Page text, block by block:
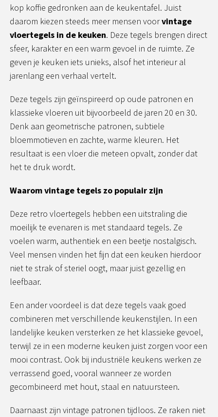
kop koffie gedronken aan de keukentafel. Juist
daarom kiezen steeds meer mensen voorvintage
vloertegels in de keuken. Deze tegels brengen direct
sfeer, karakter en een warm gevoel in de ruimte. Ze
geven je keuken iets unieks, alsof het interieur al
jarenlang een verhaal vertelt.
Deze tegels zijn geïnspireerd op oude patronen en
klassieke vloeren uit bijvoorbeeld de jaren 20 en 30.
Denk aan geometrische patronen, subtiele
bloemmotieven en zachte, warme kleuren. Het
resultaat is een vloer die meteen opvalt, zonder dat
het te druk wordt.
Waarom vintage tegels zo populair zijn
Deze retro vloertegels hebben een uitstraling die
moeilijk te evenaren is met standaard tegels. Ze
voelen warm, authentiek en een beetje nostalgisch.
Veel mensen vinden het fijn dat een keuken hierdoor
niet te strak of steriel oogt, maar juist gezellig en
leefbaar.
Een ander voordeel is dat deze tegels vaak goed
combineren met verschillende keukenstijlen. In een
landelijke keuken versterken ze het klassieke gevoel,
terwijl ze in een moderne keuken juist zorgen voor een
mooi contrast. Ook bij industriële keukens werken ze
verrassend goed, vooral wanneer ze worden
gecombineerd met hout, staal en natuursteen.
Daarnaast zijn vintage patronen tijdloos. Ze raken niet